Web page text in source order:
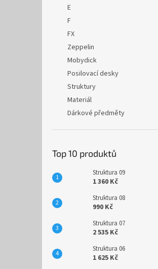
E
F
FX
Zeppelin
Mobydick
Posilovací desky
Struktury
Materiál
Dárkové předměty
Top 10 produktů
Struktura 09
1 360 Kč
Struktura 08
990 Kč
Struktura 07
2 535 Kč
Struktura 06
1 625 Kč